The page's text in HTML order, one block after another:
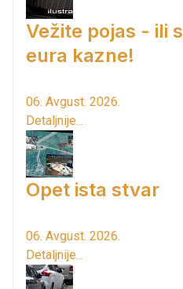
Vežite pojas - ili
eura kazne!
06. Avgust. 2026.
Detaljnije...
Opet ista stvar
06. Avgust. 2026.
Detaljnije...